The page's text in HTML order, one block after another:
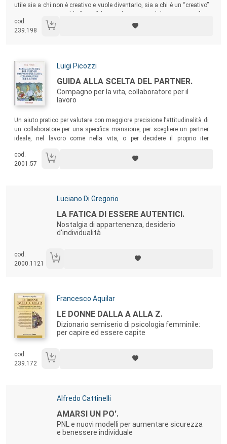
utile sia a chi non è creativo e vuole diventarlo, sia a chi è un “creativo”
della propria vita quotidiana un’opera d’arte meravigliosa.
cod.
239.198
Autori:
Luigi Picozzi
Titolo:
GUIDA ALLA SCELTA DEL PARTNER.
Compagno per la vita, collaboratore per il
lavoro
Un aiuto pratico per valutare con maggiore precisione l’attitudinalità di
un collaboratore per una specifica mansione, per scegliere un partner
ideale, nel lavoro come nella vita, o per decidere il proprio iter
cod.
2001.57
Autori:
Luciano Di Gregorio
Titolo:
LA FATICA DI ESSERE AUTENTICI.
Nostalgia di appartenenza, desiderio
d'individualità
cod.
2000.1121
Autori:
Francesco Aquilar
Titolo:
LE DONNE DALLA A ALLA Z.
Dizionario semiserio di psicologia femminile:
per capire ed essere capite
cod.
239.172
Autori:
Alfredo Cattinelli
Titolo:
AMARSI UN PO'.
PNL e nuovi modelli per aumentare sicurezza
e benessere individuale